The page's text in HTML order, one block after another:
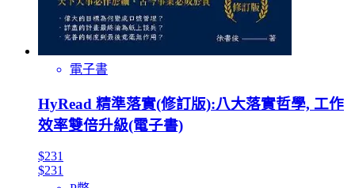
電子書
HyRead 精準落實(修訂版):八大落實哲學, 工作
效率雙倍升級(電子書)
$231
$231